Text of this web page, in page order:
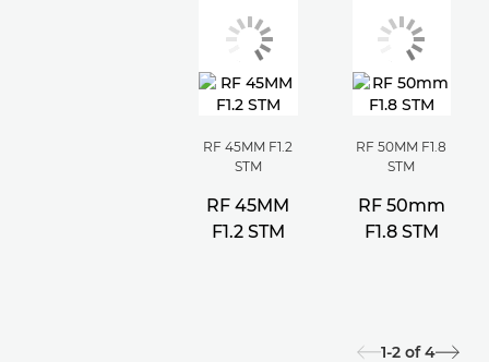
RF 45MM F1.2
STM
RF 45MM
F1.2 STM
RF 50MM F1.8
STM
RF 50mm
F1.8 STM
1-2 of 4